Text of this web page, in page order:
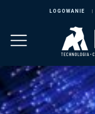
LOGOWANIE